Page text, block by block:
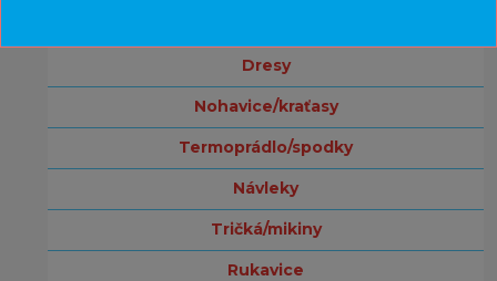
dresy
nohavice/kraťasy
termoprádlo/spodky
návleky
tričká/mikiny
rukavice